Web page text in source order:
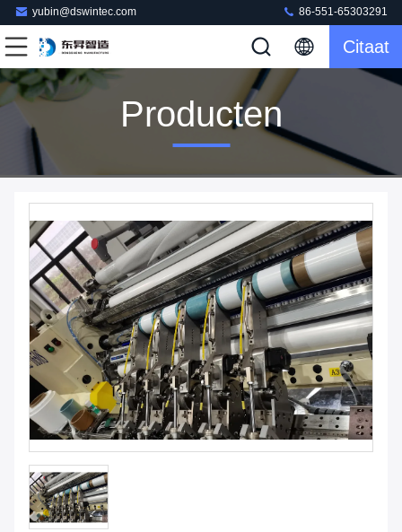
yubin@dswintec.com 86-551-65303291
Citaat
Producten